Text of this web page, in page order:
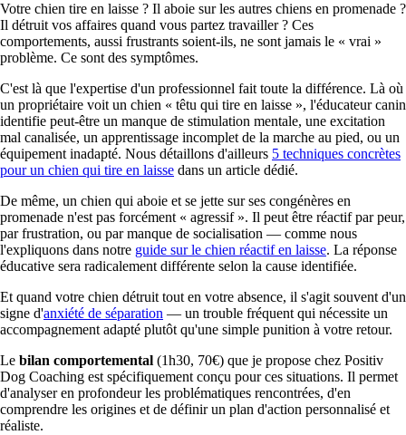
Votre chien tire en laisse ? Il aboie sur les autres chiens en promenade ?
Il détruit vos affaires quand vous partez travailler ? Ces
comportements, aussi frustrants soient-ils, ne sont jamais le « vrai »
problème. Ce sont des symptômes.
C'est là que l'expertise d'un professionnel fait toute la différence. Là où
un propriétaire voit un chien « têtu qui tire en laisse », l'éducateur canin
identifie peut-être un manque de stimulation mentale, une excitation
mal canalisée, un apprentissage incomplet de la marche au pied, ou un
équipement inadapté. Nous détaillons d'ailleurs 5 techniques concrètes
pour un chien qui tire en laisse dans un article dédié.
De même, un chien qui aboie et se jette sur ses congénères en
promenade n'est pas forcément « agressif ». Il peut être réactif par peur,
par frustration, ou par manque de socialisation — comme nous
l'expliquons dans notre guide sur le chien réactif en laisse. La réponse
éducative sera radicalement différente selon la cause identifiée.
Et quand votre chien détruit tout en votre absence, il s'agit souvent d'un
signe d'anxiété de séparation — un trouble fréquent qui nécessite un
accompagnement adapté plutôt qu'une simple punition à votre retour.
Le bilan comportemental (1h30, 70€) que je propose chez Positiv
Dog Coaching est spécifiquement conçu pour ces situations. Il permet
d'analyser en profondeur les problématiques rencontrées, d'en
comprendre les origines et de définir un plan d'action personnalisé et
réaliste.